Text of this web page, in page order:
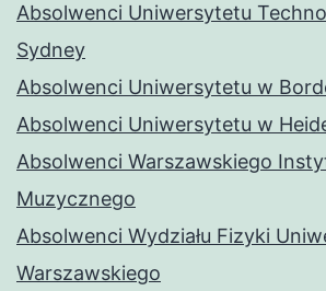
Absolwenci Uniwersytetu
Sydney
Absolwenci Uniwersytetu w
Absolwenci Uniwersytetu w
Absolwenci Warszawskiego
Muzycznego
Absolwenci Wydziału Fizyki
Warszawskiego